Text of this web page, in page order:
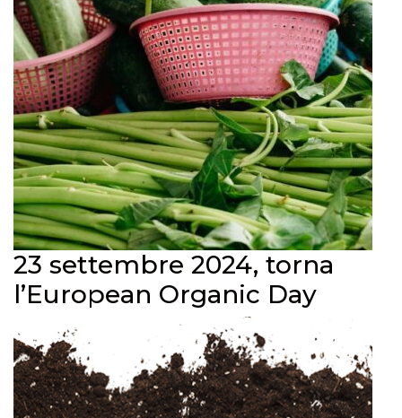
23 settembre 2024, torna
l’European Organic Day